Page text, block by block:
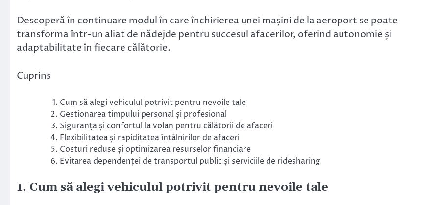
Descoperă în continuare modul în care închirierea unei mașini de la aeroport se poate
transforma într-un aliat de nădejde pentru succesul afacerilor, oferind autonomie și
adaptabilitate în fiecare călătorie.
Cuprins
Cum să alegi vehiculul potrivit pentru nevoile tale
Gestionarea timpului personal și profesional
Siguranța și confortul la volan pentru călătorii de afaceri
Flexibilitatea și rapiditatea întâlnirilor de afaceri
Costuri reduse și optimizarea resurselor financiare
Evitarea dependenței de transportul public și serviciile de ridesharing
1. Cum să alegi vehiculul potrivit pentru nevoile tale